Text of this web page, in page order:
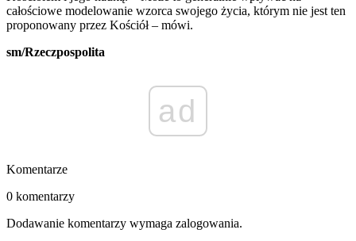
całościowe modelowanie wzorca swojego życia, którym nie jest ten
proponowany przez Kościół – mówi.
sm/Rzeczpospolita
ad
Komentarze
0 komentarzy
Dodawanie komentarzy wymaga zalogowania.